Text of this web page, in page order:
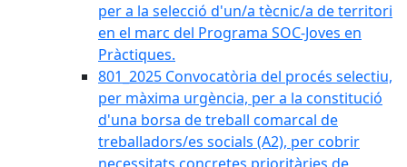
per a la selecció d'un/a tècnic/a de territori
en el marc del Programa SOC-Joves en
Pràctiques.
801_2025 Convocatòria del procés selectiu,
per màxima urgència, per a la constitució
d'una borsa de treball comarcal de
treballadors/es socials (A2), per cobrir